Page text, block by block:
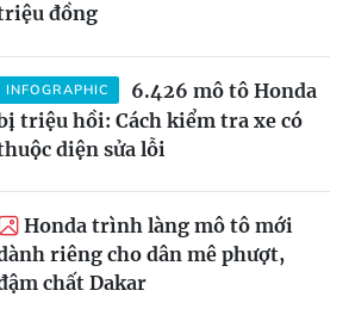
đồng
INFOGRAPHIC
6.426 mô tô Honda
triệu hồi: Cách kiểm tra xe có
diện sửa lỗi
Honda trình làng mô tô mới
riêng cho dân mê phượt,
chất Dakar